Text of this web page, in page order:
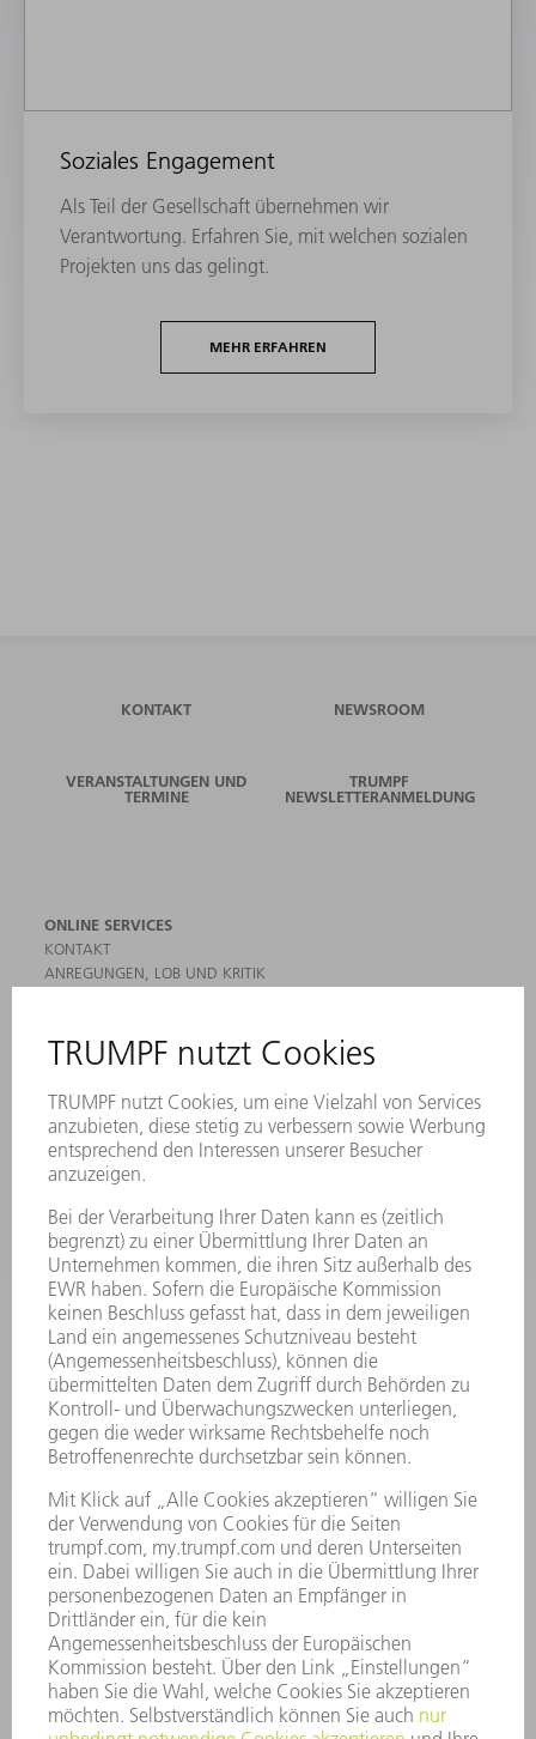
Soziales Engagement
Als Teil der Gesellschaft übernehmen wir
Verantwortung. Erfahren Sie, mit welchen sozialen
Projekten uns das gelingt.
MEHR ERFAHREN
KONTAKT NEWSROOM
VERANSTALTUNGEN UND
TERMINE
TRUMPF
NEWSLETTERANMELDUNG
ONLINE SERVICES
KONTAKT
ANREGUNGEN, LOB UND KRITIK
NEWSLETTER-ANMELDUNG
MYTRUMPF
SICHERHEITSDATENBLÄTTER
HÄNDLERSUCHE ELEKTROWERKZEUGE
PRODUKTE
MASCHINEN & SYSTEME
LEISTUNGSELEKTRONIK
ELEKTROWERKZEUGE
SMART FACTORY
SOFTWARE
SERVICES
ANWENDUNGEN
BRANCHEN
UNTERNEHMEN
KARRIERE
STELLENANGEBOTE
UNTERNEHMENSPROFIL
GESCHÄFTSBERICHT
UNTERNEHMENSGRUNDSÄTZE
COMPLIANCE
HINWEISGEBERSYSTEM
SECURITY
PRESSEMITTEILUNGEN
MAGAZINE
LIEFERANTEN
NACHHALTIGKEIT
UMWELT & KLIMA